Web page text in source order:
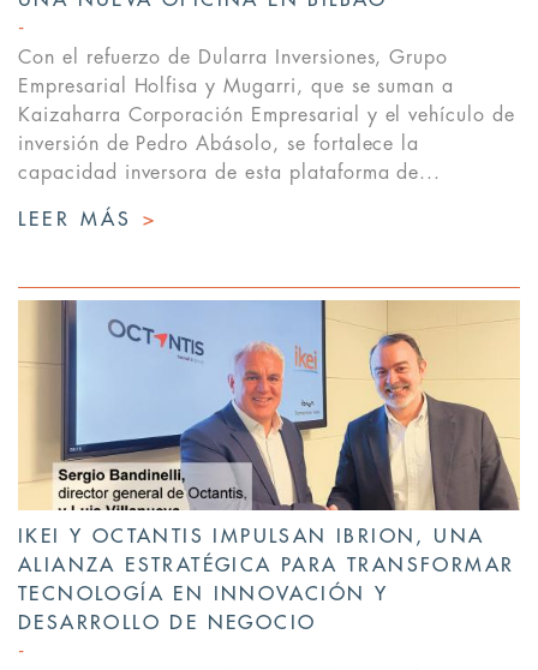
Con el refuerzo de Dularra Inversiones, Grupo
Empresarial Holfisa y Mugarri, que se suman a
Kaizaharra Corporación Empresarial y el vehículo de
inversión de Pedro Abásolo, se fortalece la
capacidad inversora de esta plataforma de...
LEER MÁS >
IKEI Y OCTANTIS IMPULSAN IBRION, UNA
ALIANZA ESTRATÉGICA PARA TRANSFORMAR
TECNOLOGÍA EN INNOVACIÓN Y
DESARROLLO DE NEGOCIO